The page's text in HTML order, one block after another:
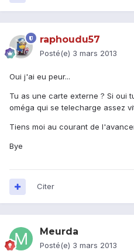
raphoudu57
Posté(e) 3 mars 2013
Oui j'ai eu peur...
Tu as une carte externe ? Si oui
oméga qui se telecharge assez
Tiens moi au courant de
Bye
Citer
Meurda
Posté(e) 3 mars 2013